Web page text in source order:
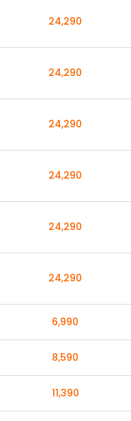
24,290
24,290
24,290
24,290
24,290
24,290
6,990
8,590
11,390